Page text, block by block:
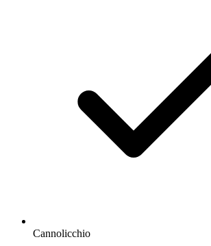
Cannolicchio